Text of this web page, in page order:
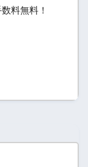
料無料！